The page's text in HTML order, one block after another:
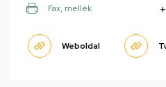
Fax, mellék
Weboldal